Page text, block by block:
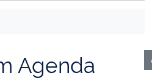
Agenda